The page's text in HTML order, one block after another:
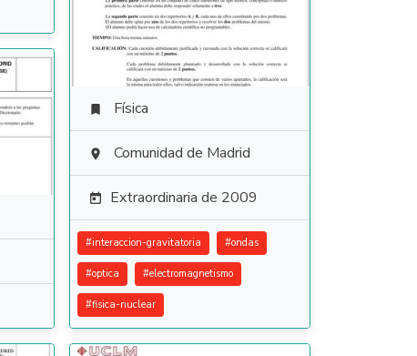
 Física
 Comunidad de Madrid
 Extraordinaria de 2009
#interaccion-gravitatoria #ondas
#optica #electromagnetismo
#fisica-nuclear